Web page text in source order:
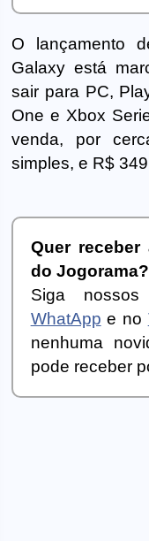
O lançamento
Galaxy está
sair para PC,
One e Xbox
venda, por
simples, e R$
Quer
do Jogorama?
Siga
WhatApp e no
nenhuma
pode receber